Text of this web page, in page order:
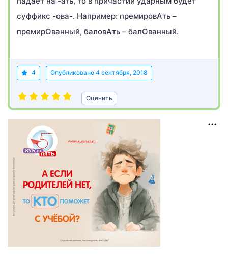
суффикс -ова-. Например: премировАть –
премирОванный, баловАть – балОванный.
4 Опубликовано 4 сентября, 2018
Оценить